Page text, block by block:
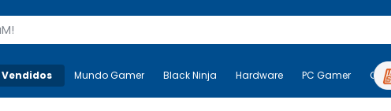
Mais-v- Mundo Gamer Black Ninja Hardware PC
Mundo Gamer Black Ninja Hardware PC Gamer